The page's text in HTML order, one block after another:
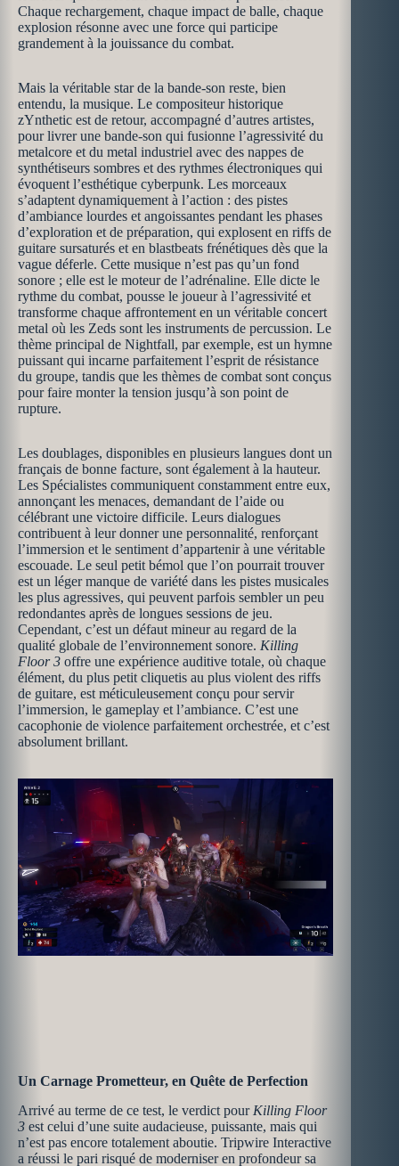
Chaque rechargement, chaque impact de balle, chaque
explosion résonne avec une force qui participe
grandement à la jouissance du combat.
Mais la véritable star de la bande-son reste, bien
entendu, la musique. Le compositeur historique
zYnthetic est de retour, accompagné d’autres artistes,
pour livrer une bande-son qui fusionne l’agressivité du
metalcore et du metal industriel avec des nappes de
synthétiseurs sombres et des rythmes électroniques qui
évoquent l’esthétique cyberpunk. Les morceaux
s’adaptent dynamiquement à l’action : des pistes
d’ambiance lourdes et angoissantes pendant les phases
d’exploration et de préparation, qui explosent en riffs de
guitare sursaturés et en blastbeats frénétiques dès que la
vague déferle. Cette musique n’est pas qu’un fond
sonore ; elle est le moteur de l’adrénaline. Elle dicte le
rythme du combat, pousse le joueur à l’agressivité et
transforme chaque affrontement en un véritable concert
metal où les Zeds sont les instruments de percussion. Le
thème principal de Nightfall, par exemple, est un hymne
puissant qui incarne parfaitement l’esprit de résistance
du groupe, tandis que les thèmes de combat sont conçus
pour faire monter la tension jusqu’à son point de
rupture.
Les doublages, disponibles en plusieurs langues dont un
français de bonne facture, sont également à la hauteur.
Les Spécialistes communiquent constamment entre eux,
annonçant les menaces, demandant de l’aide ou
célébrant une victoire difficile. Leurs dialogues
contribuent à leur donner une personnalité, renforçant
l’immersion et le sentiment d’appartenir à une véritable
escouade. Le seul petit bémol que l’on pourrait trouver
est un léger manque de variété dans les pistes musicales
les plus agressives, qui peuvent parfois sembler un peu
redondantes après de longues sessions de jeu.
Cependant, c’est un défaut mineur au regard de la
qualité globale de l’environnement sonore. Killing
Floor 3 offre une expérience auditive totale, où chaque
élément, du plus petit cliquetis au plus violent des riffs
de guitare, est méticuleusement conçu pour servir
l’immersion, le gameplay et l’ambiance. C’est une
cacophonie de violence parfaitement orchestrée, et c’est
absolument brillant.
Un Carnage Prometteur, en Quête de Perfection
Arrivé au terme de ce test, le verdict pour Killing Floor
3 est celui d’une suite audacieuse, puissante, mais qui
n’est pas encore totalement aboutie. Tripwire Interactive
a réussi le pari risqué de moderniser en profondeur sa